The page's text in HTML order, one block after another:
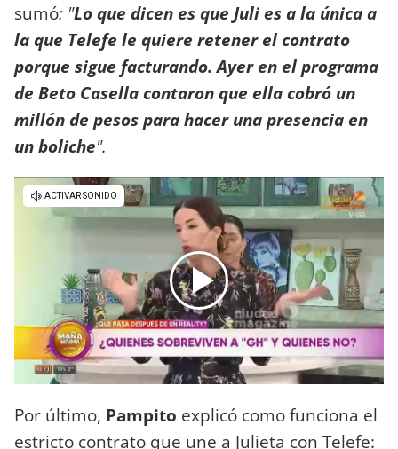
sumó: "Lo que dicen es que Juli es a la única a
la que Telefe le quiere retener el contrato
porque sigue facturando. Ayer en el programa
de Beto Casella contaron que ella cobró un
millón de pesos para hacer una presencia en
un boliche".
Por último, Pampito explicó como funciona el
estricto contrato que une a Julieta con Telefe: